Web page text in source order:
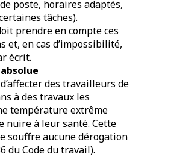
poste, horaires adaptés,
tâches).
prendre en compte ces
et, en cas d’impossibilité,
écrit.
des travailleurs de
à des travaux les
température extrême
nuire à leur santé. Cette
souffre aucune dérogation
du Code du travail).